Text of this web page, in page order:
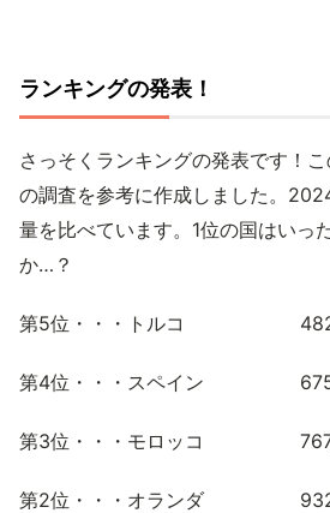
ランキングの発表！
さっそくランキングの発表です！
の調査を参考に作成しました。
量を比べています。1位の国はいっ
か…？
第5位・・・トルコ
第4位・・・スペイン
第3位・・・モロッコ
第2位・・・オランダ